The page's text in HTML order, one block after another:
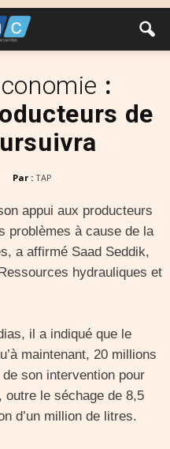
:
de
Par : TAP
appui aux producteurs
problèmes à cause de la
a affirmé Saad Seddik,
hydrauliques et
il a indiqué que le
maintenant, 20 millions
son intervention pour
le séchage de 8,5
d’un million de litres.